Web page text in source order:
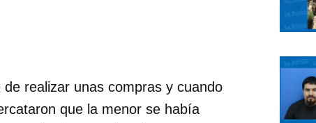
realizar unas compras y cuando
que la menor se había